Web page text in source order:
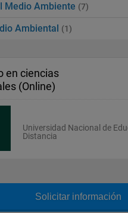
Medio Ambiente (7)
Ambiental (1)
en ciencias
(Online)
Universidad Nacional de
Distancia
Solicitar información